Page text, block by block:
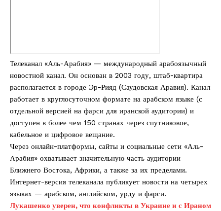
Телеканал «Аль-Арабия» — международный арабоязычный
новостной канал. Он основан в 2003 году, штаб-квартира
располагается в городе Эр-Рияд (Саудовская Аравия). Канал
работает в круглосуточном формате на арабском языке (с
отдельной версией на фарси для иранской аудитории) и
доступен в более чем 150 странах через спутниковое,
кабельное и цифровое вещание.
Через онлайн-платформы, сайты и социальные сети «Аль-
Арабия» охватывает значительную часть аудитории
Ближнего Востока, Африки, а также за их пределами.
Интернет-версия телеканала публикует новости на четырех
языках — арабском, английском, урду и фарси.
Лукашенко уверен, что конфликты в Украине и с Ираном